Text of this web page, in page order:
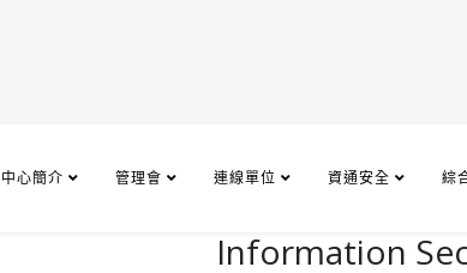
中心簡介 管理會 連線單位 資通安全 綜
Information